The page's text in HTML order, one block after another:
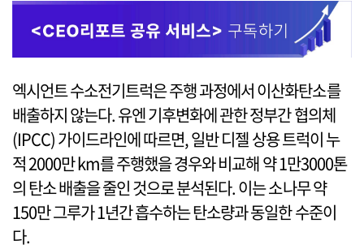
엑시언트 수소전기트럭은 주행 과정에서 이산화탄소를
배출하지 않는다. 유엔 기후변화에 관한 정부간 협의체
(IPCC) 가이드라인에 따르면, 일반 디젤 상용 트럭이 누
적 2000만 km를 주행했을 경우와 비교해 약 1만3000톤
의 탄소 배출을 줄인 것으로 분석된다. 이는 소나무 약
150만 그루가 1년간 흡수하는 탄소량과 동일한 수준이
다.